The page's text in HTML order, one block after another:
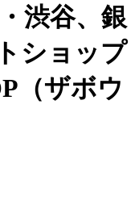
渋谷、銀
ショップ
（ザボウ